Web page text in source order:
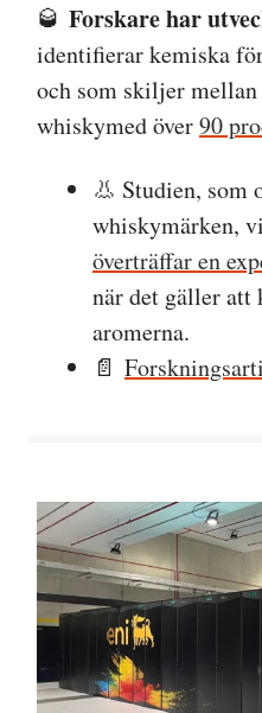
🥃 Forskare har
identifierar kemiska
och som skiljer
whiskymed över90
👃 Studien, som
whiskymärken,
överträffar en
när det gäller att
aromerna.
📄